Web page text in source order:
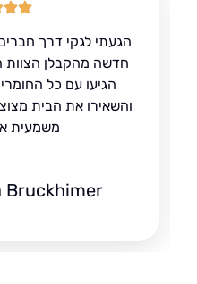
הגעתי לגקי דרך חברים
חדשה מהקבלן הצוות הגיע
הגיעו עם כל החומרי ניקוי
והשאירו את הבית מצוצח אני
משמעית אחזור
Ayala Bruckhimer